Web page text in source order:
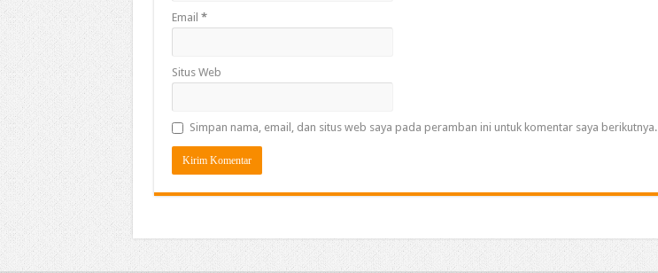
Email *
Situs Web
Simpan nama, email, dan situs web saya pada peramban ini untuk komentar saya berikutnya.